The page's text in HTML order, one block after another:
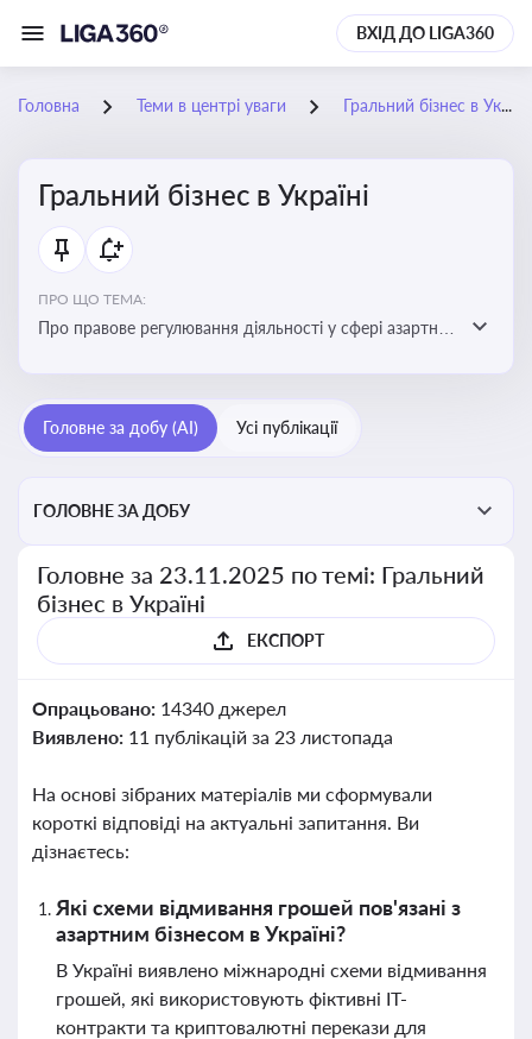
ВХІД ДО LIGA360
Головна Теми в центрі уваги Гральний бізнес в Україні
Гральний бізнес в Україні
ПРО ЩО ТЕМА:
Про правове регулювання діяльності у сфері азартних
реальні кейси
Головне за добу (AI) Усі публікації
ГОЛОВНЕ ЗА ДОБУ
Головне за 23.11.2025 по темі: Гральний
бізнес в Україні
ЕКСПОРТ
Опрацьовано: 14340 джерел
Виявлено: 11 публікацій за 23 листопада
На основі зібраних матеріалів ми сформували
короткі відповіді на актуальні запитання. Ви
дізнаєтесь:
Які схеми відмивання грошей пов'язані з
азартним бізнесом в Україні?
В Україні виявлено міжнародні схеми відмивання
грошей, які використовують фіктивні IT-
контракти та криптовалютні перекази для